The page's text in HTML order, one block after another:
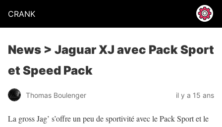
CRANK
News > Jaguar XJ avec Pack Sport
et Speed Pack
Thomas Boulenger il y a 15 ans
La gross Jag’ s’offre un peu de sportivité avec le Pack Sport et le